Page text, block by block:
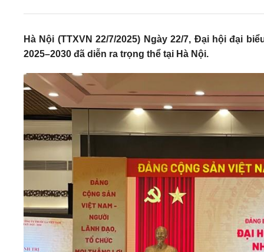
Hà Nội (TTXVN 22/7/2025) Ngày 22/7, Đại hội đại
2025–2030 đã diễn ra trọng thể tại Hà Nội.